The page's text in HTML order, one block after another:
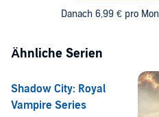
Danach 6,99 € pro
Ähnliche Serien
Shadow City: Royal
Vampire Series